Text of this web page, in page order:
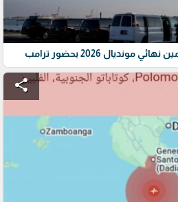
2026 بحضور ترامب
share